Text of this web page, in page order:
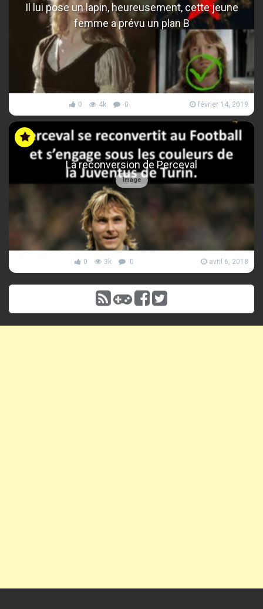
Il lui pose un lapin, heureusement, cette jeune
femme a prévu un plan B
0 4k 0 février 14, 2019
La reconversion de Perceval
Image
0 3k 0 avril 6, 2018